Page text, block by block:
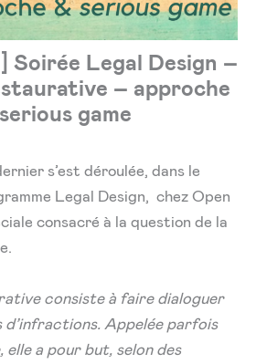
Soirée Legal Design –
– approche
game
s’est déroulée, dans le
Legal Design, chez Open
consacré à la question de la
consiste à faire dialoguer
Appelée parfois
a pour but, selon des